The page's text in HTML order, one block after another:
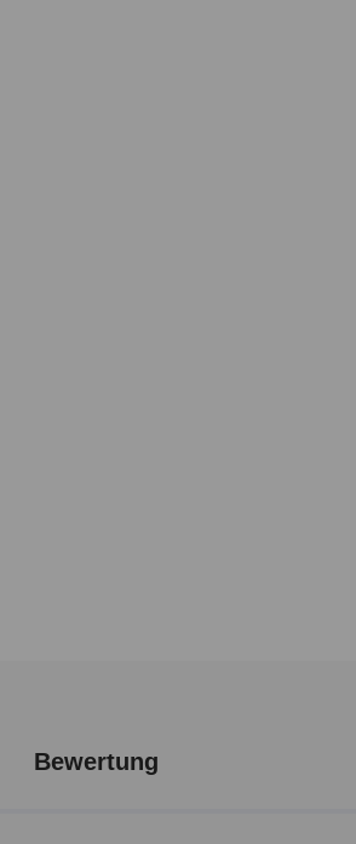
Bewertung